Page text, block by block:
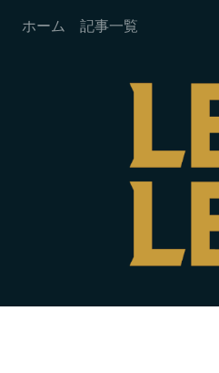
ホーム 記事一覧